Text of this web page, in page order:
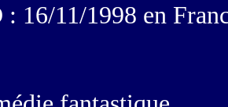
16/11/1998 en